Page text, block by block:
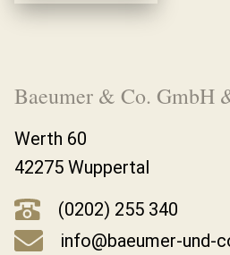
Baeumer & Co. GmbH
Werth 60
42275 Wuppertal
(0202) 255 340
info@baeumer-und-